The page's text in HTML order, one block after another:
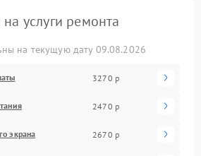
услуги ремонта
на текущую дату 09.08.2026
3270 р
2470 р
экрана 2670 р